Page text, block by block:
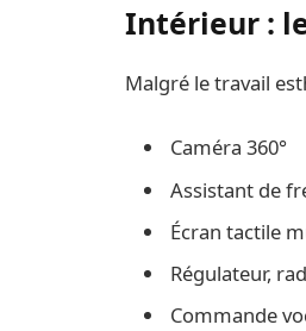
Intérieur :
Malgré le travail
Caméra 360°
Assistant de
Écran tactile
Régulateur,
Commande